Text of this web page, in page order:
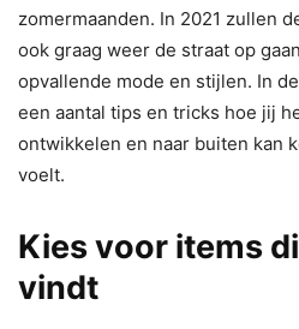
zomermaanden. In 2021 zullen
ook graag weer de straat op
opvallende mode en stijlen. In
een aantal tips en tricks hoe jij
ontwikkelen en naar buiten kan
voelt.
Kies voor items
vindt